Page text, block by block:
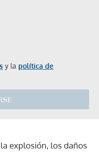
y la política de
explosión, los daños